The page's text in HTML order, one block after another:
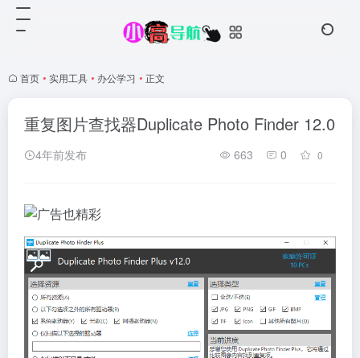
首页 • 实用工具 • 办公学习 • 正文
重复图片查找器Duplicate Photo Finder 12.0
4年前发布 663 0 0